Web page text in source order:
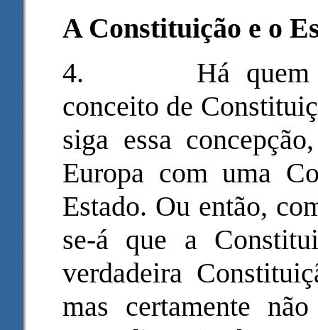
A Constituição e o
4. Há
conceito de
siga essa
Europa com uma
Estado. Ou então,
se-á que a
verdadeira
mas certamente